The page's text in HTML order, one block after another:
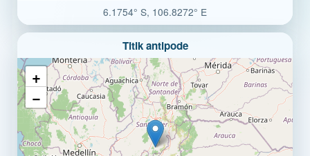
6.1754° S, 106.8272° E
Titik antipode
+
−